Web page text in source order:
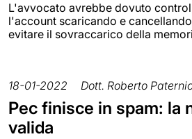
L'avvocato avrebbe dovuto
l'account scaricando e
evitare il sovraccarico della
18-01-2022 Dott. Roberto
Pec finisce in spam: la
valida